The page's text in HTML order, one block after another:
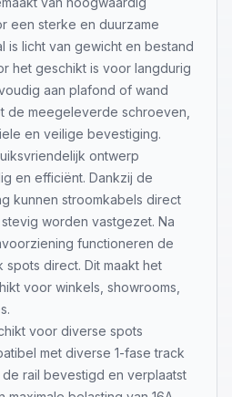
een sterke en duurzame
is licht van gewicht en bestand
het geschikt is voor langdurig
aan plafond of wand
de meegeleverde schroeven,
en veilige bevestiging.
ontwerp
en efficiënt. Dankzij de
kunnen stroomkabels direct
worden vastgezet. Na
functioneren de
direct. Dit maakt het
voor winkels, showrooms,
voor diverse spots
met diverse 1-fase track
rail bevestigd en verplaatst